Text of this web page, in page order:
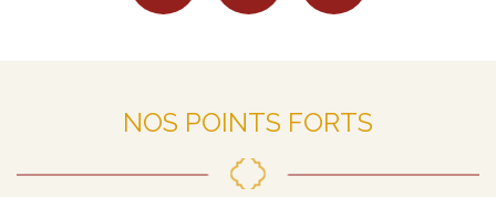
NOS POINTS FORTS